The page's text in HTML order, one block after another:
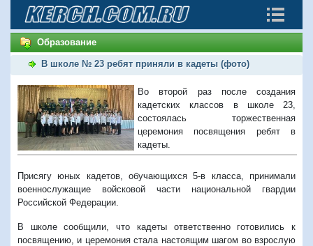
Образование
В школе № 23 ребят приняли в кадеты (фото)
Во второй раз после создания
кадетских классов в школе 23,
состоялась торжественная
церемония посвящения ребят в
кадеты.
Присягу юных кадетов, обучающихся 5-в класса, принимали
военнослужащие войсковой части национальной гвардии
Российской Федерации.
В школе сообщили, что кадеты ответственно готовились к
посвящению, и церемония стала настоящим шагом во взрослую